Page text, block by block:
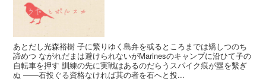
あとだし光森裕樹 子に繁りゆく島弁を或るところまでは矯しつのち
諦めつ ながれだまは避けられないがMarinesのキャンプに沿ひて子の
自転車を押す 訓練の先に実戦はあるのだらうスパイク痕が塁を繫ぎ
ぬ ――石投ぐる資格なければ其の者を石へと投...